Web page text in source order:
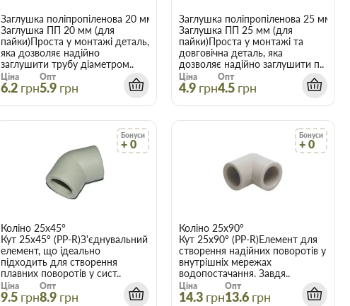
Заглушка поліпропіленова 20 мм
Заглушка ПП 20 мм (для
пайки)Проста у монтажі деталь,
яка дозволяє надійно
заглушити трубу діаметром..
Ціна
6.2 грн
Опт
5.9 грн
Заглушка поліпропіленова 25 мм
Заглушка ПП 25 мм (для
пайки)Проста у монтажі та
довговічна деталь, яка
дозволяє надійно заглушити п..
Ціна
4.9 грн
Опт
4.5 грн
Бонуси
+ 0
Коліно 25х45°
Кут 25х45° (PP-R)З'єднувальний
елемент, що ідеально
підходить для створення
плавних поворотів у сист..
Ціна
9.5 грн
Опт
8.9 грн
Бонуси
+ 0
Коліно 25х90°
Кут 25х90° (PP-R)Елемент для
створення надійних поворотів у
внутрішніх мережах
водопостачання. Завдя..
Ціна
14.3 грн
Опт
13.6 грн